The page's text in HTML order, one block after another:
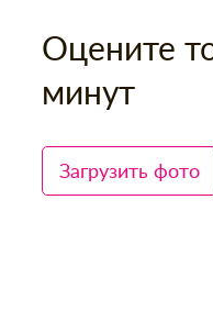
Оцените
минут
Загрузить фото